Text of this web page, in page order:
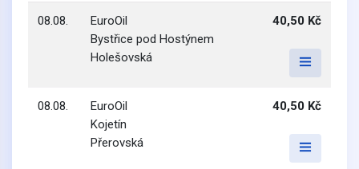
08.08.
EuroOil
Bystřice pod Hostýnem
Holešovská
40,50 Kč
08.08.
EuroOil
Kojetín
Přerovská
40,50 Kč